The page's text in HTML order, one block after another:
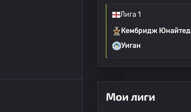
Лига 1
Кембридж Юнайтед
Уиган
Мои лиги